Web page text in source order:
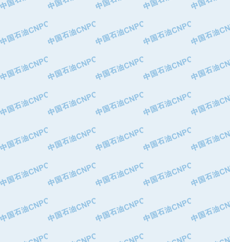
·承德司达石油装备开发公司
·四川明星电缆有限公司
·中国石油大庆石油化工总厂
·中国石油化工股份有限公司催化剂长
·北京长空工业有限公司
·北京中旭阳光石油天然气科技有限公
·托肯恒山科技（广州）有限公司
·北京德泰联华科技发展有限公司
·美钻石油钻采系统（上海）有限公司
·陕西爱瑞德控制工程有限公司
·成都皖东仪表电缆成套系统有限公司
·成都中寰机电设备有限公司
·河北保定天威集团特变电气有限公司
·中国石油辽阳石油化纤公司
·托肯恒山科技（广州）有限公司
·大庆油田飞马有限公司